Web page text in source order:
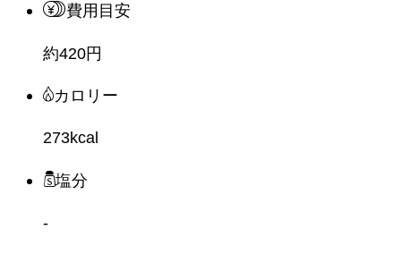
費用目安
約420円
カロリー
273kcal
塩分
-